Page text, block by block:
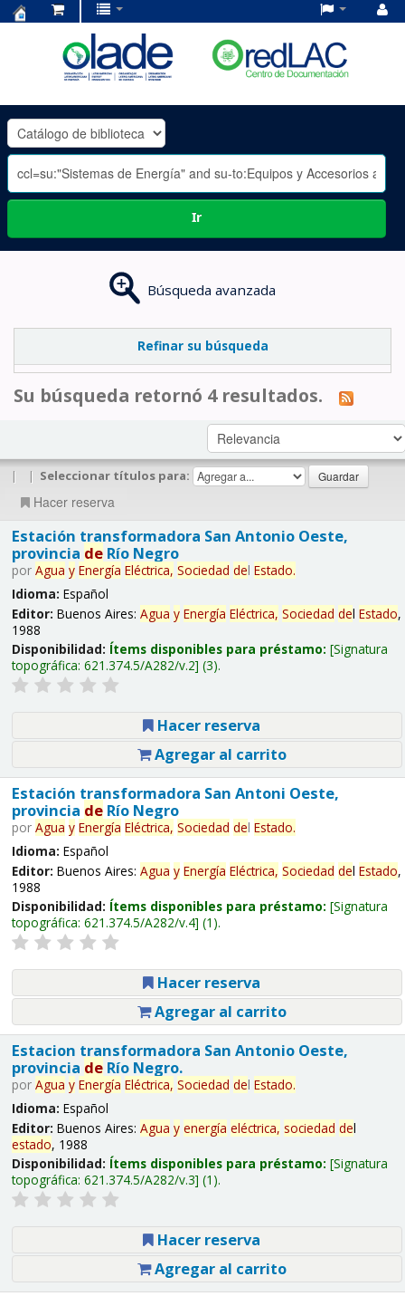
OLADE
-
Ir
Búsqueda avanzada
Refinar su búsqueda
Su búsqueda retornó 4 resultados.
| | Seleccionar títulos para:
Hacer reserva
Estación transformadora San Antonio Oeste,
provincia deRío Negro
por Agua y Energía Eléctrica, Sociedad del Estado.
Idioma: Español
Editor: Buenos Aires: Agua y Energía Eléctrica, Sociedad del Estado,
1988
Disponibilidad: Ítems disponibles para préstamo: Signatura
topográfica: 621.374.5/A282/v.2 (3).
Hacer reserva
Agregar al carrito
Estación transformadora San Antoni Oeste,
provincia deRío Negro
por Agua y Energía Eléctrica, Sociedad del Estado.
Idioma: Español
Editor: Buenos Aires: Agua y Energía Eléctrica, Sociedad del Estado,
1988
Disponibilidad: Ítems disponibles para préstamo: Signatura
topográfica: 621.374.5/A282/v.4 (1).
Hacer reserva
Agregar al carrito
Estacion transformadora San Antonio Oeste,
provincia deRío Negro.
por Agua y Energía Eléctrica, Sociedad del Estado.
Idioma: Español
Editor: Buenos Aires: Agua y energía eléctrica, sociedad del
estado, 1988
Disponibilidad: Ítems disponibles para préstamo: Signatura
topográfica: 621.374.5/A282/v.3 (1).
Hacer reserva
Agregar al carrito